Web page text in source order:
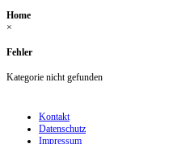
Home
×
Fehler
Kategorie nicht gefunden
Kontakt
Datenschutz
Impressum